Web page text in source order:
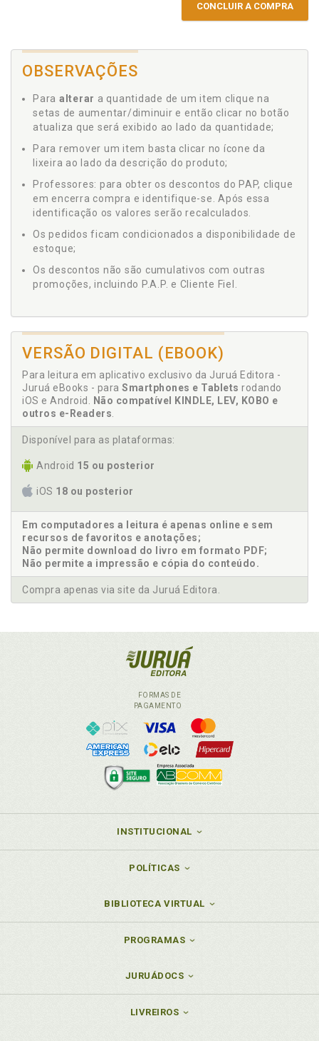
CONCLUIR A COMPRA
OBSERVAÇÕES
Para alterar a quantidade de um item clique na
setas de aumentar/diminuir e então clicar no botão
atualiza que será exibido ao lado da quantidade;
Para remover um item basta clicar no ícone da
lixeira ao lado da descrição do produto;
Professores: para obter os descontos do PAP, clique
em encerra compra e identifique-se. Após essa
identificação os valores serão recalculados.
Os pedidos ficam condicionados a disponibilidade de
estoque;
Os descontos não são cumulativos com outras
promoções, incluindo P.A.P. e Cliente Fiel.
VERSÃO DIGITAL (EBOOK)
Para leitura em aplicativo exclusivo da Juruá Editora -
Juruá eBooks - para Smartphones e Tablets rodando
iOS e Android.
Não compatível KINDLE, LEV, KOBO e
outros e-Readers
Disponível para as plataformas:
Android 15 ou posterior
iOS 18 ou posterior
Em computadores a leitura é apenas online e sem
recursos de favoritos e anotações;
Não permite download do livro em formato PDF;
Não permite a impressão e cópia do conteúdo.
Compra apenas via site da Juruá Editora.
FORMAS DE
PAGAMENTO
INSTITUCIONAL
POLÍTICAS
BIBLIOTECA VIRTUAL
PROGRAMAS
JURUÁDOCS
LIVREIROS